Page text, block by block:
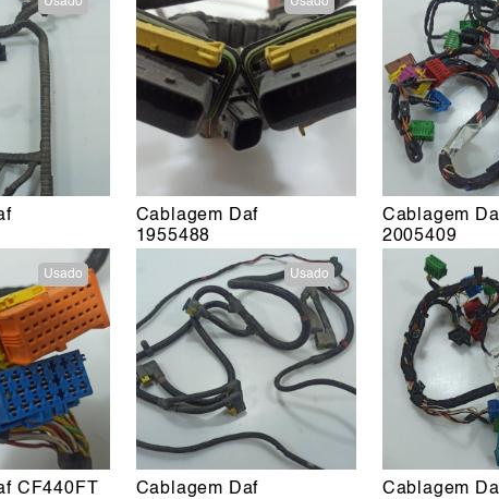
Cablagem Daf
1955488
Cablagem
2005409
Usado
CF440FT
Usado
Cablagem Daf
Cablagem